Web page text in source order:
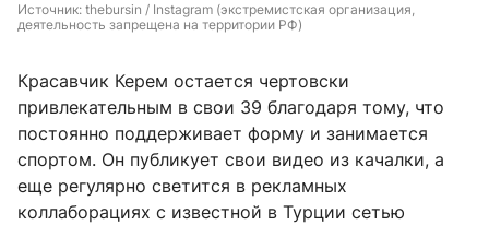
Источник: thebursin / Instagram (экстремистская организация,
деятельность запрещена на территории РФ)
Красавчик Керем остается чертовски
привлекательным в свои 39 благодаря тому, что
постоянно поддерживает форму и занимается
спортом. Он публикует свои видео из качалки, а
еще регулярно светится в рекламных
коллаборациях с известной в Турции сетью